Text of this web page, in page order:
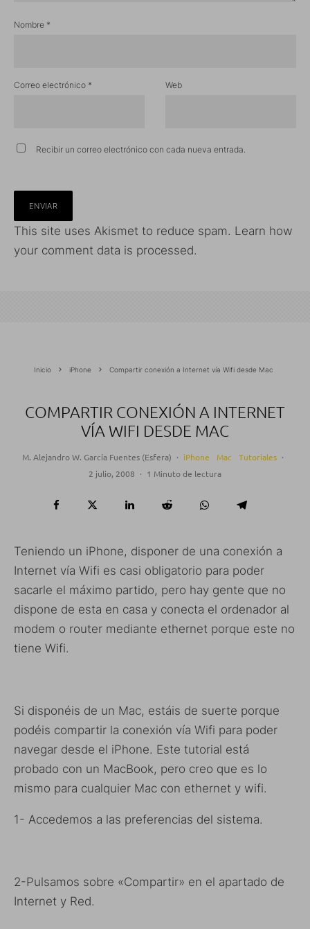
Nombre *
Correo electrónico * Web
Recibir un correo electrónico con cada nueva entrada.
This site uses Akismet to reduce spam. Learn how
your comment data is processed.
Inicio iPhone Compartir conexión a Internet vía Wifi desde Mac
COMPARTIR CONEXIÓN A INTERNET
VÍA WIFI DESDE MAC
M. Alejandro W. García Fuentes (Esfera) · iPhone Mac Tutoriales ·
2 julio, 2008 · 1 Minuto de lectura
Teniendo un iPhone, disponer de una conexión a
Internet vía Wifi es casi obligatorio para poder
sacarle el máximo partido, pero hay gente que no
dispone de esta en casa y conecta el ordenador al
modem o router mediante ethernet porque este no
tiene Wifi.
Si disponéis de un Mac, estáis de suerte porque
podéis compartir la conexión vía Wifi para poder
navegar desde el iPhone. Este tutorial está
probado con un MacBook, pero creo que es lo
mismo para cualquier Mac con ethernet y wifi.
1- Accedemos a las preferencias del sistema.
2-Pulsamos sobre «Compartir» en el apartado de
Internet y Red.